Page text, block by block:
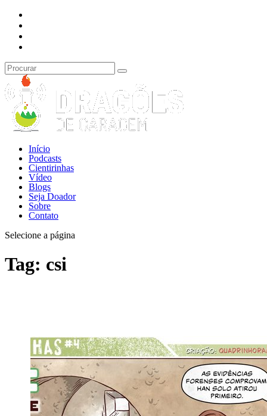
Início
Podcasts
Cientirinhas
Vídeo
Blogs
Seja Doador
Sobre
Contato
Selecione a página
Tag: csi